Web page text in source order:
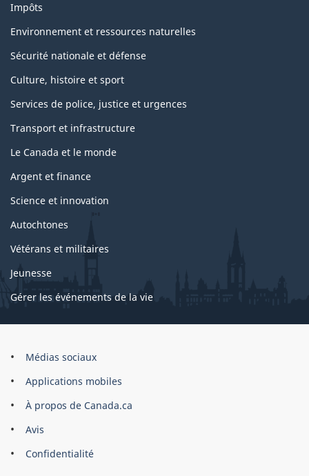
Impôts
Environnement et ressources naturelles
Sécurité nationale et défense
Culture, histoire et sport
Services de police, justice et urgences
Transport et infrastructure
Le Canada et le monde
Argent et finance
Science et innovation
Autochtones
Vétérans et militaires
Jeunesse
Gérer les événements de la vie
Organisation
gouvernement
du
Canada
Médias sociaux
Applications mobiles
À propos de Canada.ca
Avis
Confidentialité